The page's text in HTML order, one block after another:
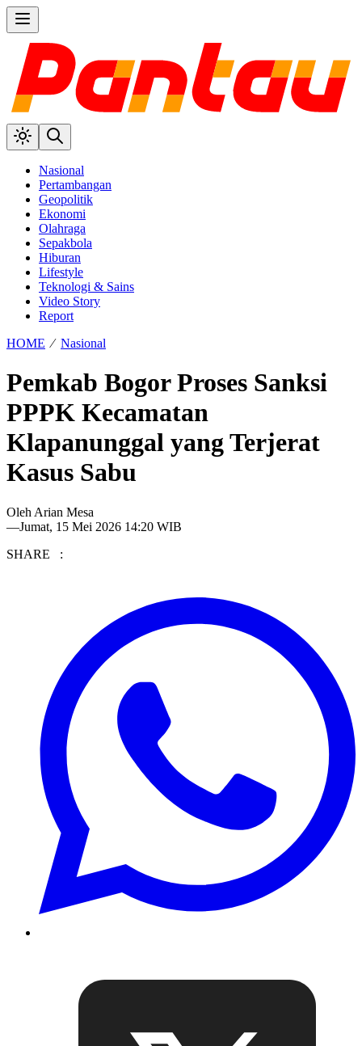
Nasional
Pertambangan
Geopolitik
Ekonomi
Olahraga
Sepakbola
Hiburan
Lifestyle
Teknologi & Sains
Video Story
Report
HOME ⁄ Nasional
Pemkab Bogor Proses Sanksi
PPPK Kecamatan
Klapanunggal yang Terjerat
Kasus Sabu
Oleh Arian Mesa
—Jumat, 15 Mei 2026 14:20 WIB
SHARE :